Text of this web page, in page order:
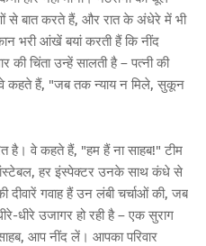
से बात करते हैं, और रात के अंधेरे में भी
भरी आंखें बयां करती हैं कि नींद
की चिंता उन्हें सालती है – पत्नी की
कहते हैं, "जब तक न्याय न मिले, सुकून
है। वे कहते हैं, "हम हैं ना साहब!" टीम
कांस्टेबल, हर इंस्पेक्टर उनके साथ कंधे से
दीवारें गवाह हैं उन लंबी चर्चाओं की, जब
धीरे उजागर हो रही है – एक सुराग
आप नींद लें। आपका परिवार